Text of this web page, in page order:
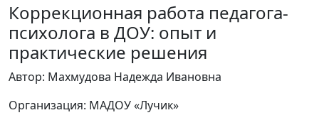
Коррекционная работа педагога-
психолога в ДОУ: опыт и
практические решения
Автор: Махмудова Надежда Ивановна
Организация: МАДОУ «Лучик»